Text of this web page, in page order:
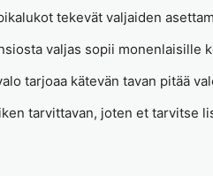
tekevät valjaiden
valjas sopii monenlaisille
tarjoaa kätevän tavan pitää
tarvittavan, joten et tarvitse